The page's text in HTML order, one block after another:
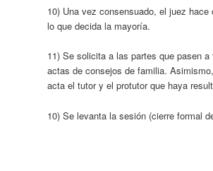
10) Una vez consensuado, el juez hace
lo que decida la mayoría.
11) Se solicita a las partes que pasen a
actas de consejos de familia.
acta el tutor y el protutor que haya
10) Se levanta la sesión (cierre formal